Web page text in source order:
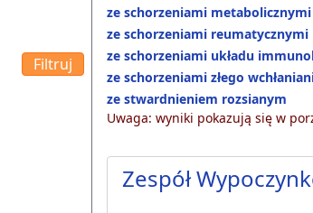
ze schorzeniami metabolicznymi
ze schorzeniami reumatycznymi
ze schorzeniami układu
ze schorzeniami złego
ze stwardnieniem rozsianym
Uwaga: wyniki pokazują się w
Zespół